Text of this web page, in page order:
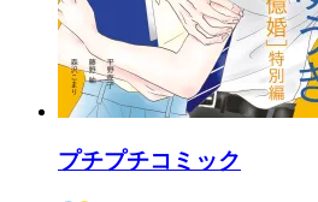
プチプチコミック